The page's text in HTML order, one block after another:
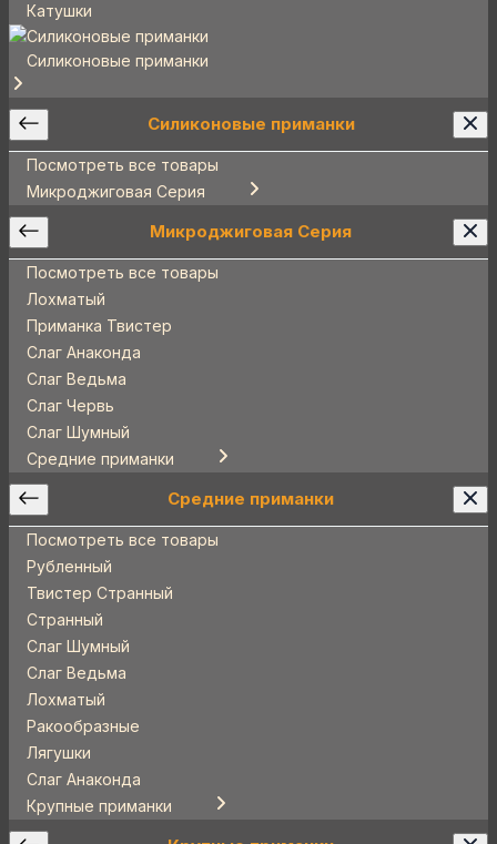
Катушки
Силиконовые приманки
Силиконовые приманки
Посмотреть все товары
Микроджиговая Серия
Микроджиговая Серия
Посмотреть все товары
Лохматый
Приманка Твистер
Слаг Анаконда
Слаг Ведьма
Слаг Червь
Слаг Шумный
Средние приманки
Средние приманки
Посмотреть все товары
Рубленный
Твистер Странный
Странный
Слаг Шумный
Слаг Ведьма
Лохматый
Ракообразные
Лягушки
Слаг Анаконда
Крупные приманки